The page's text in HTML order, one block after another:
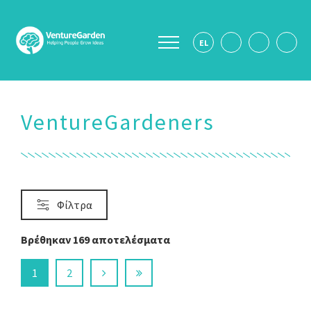
EL
VentureGardeners
Φίλτρα
Βρέθηκαν 169 αποτελέσματα
1 2